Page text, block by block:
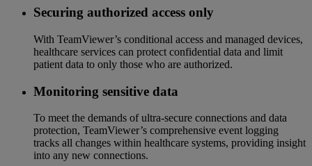
Securing authorized access only
With TeamViewer’s conditional access and managed devices,
healthcare services can protect confidential data and limit
patient data to only those who are authorized.
Monitoring sensitive data
To meet the demands of ultra-secure connections and data
protection, TeamViewer’s comprehensive event logging
tracks all changes within healthcare systems, providing insight
into any new connections.